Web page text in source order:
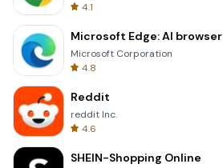
4.1
Microsoft Edge: AI browser
Microsoft Corporation
4.8
Reddit
reddit Inc.
4.6
SHEIN-Shopping Online